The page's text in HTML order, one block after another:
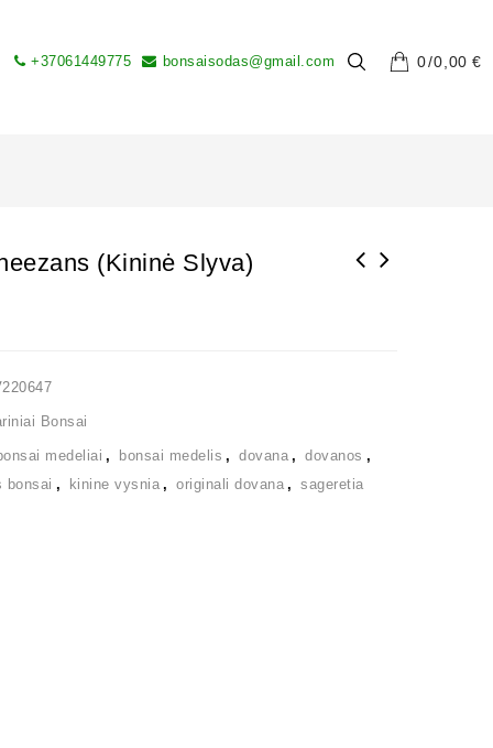
0 0,00€
+37061449775 bonsaisodas@gmail.com
(Kininė Slyva)
Bonsai
medeliai , bonsai medelis , dovana , dovanos ,
bonsai , kinine vysnia , originali dovana , sageretia